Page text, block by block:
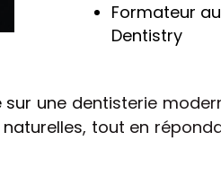
Formateur
Dentistry
une dentisterie
tout en